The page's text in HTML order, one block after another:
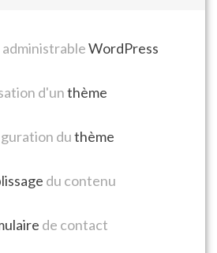
WordPress
d'unthème
duthème
du contenu
de contact